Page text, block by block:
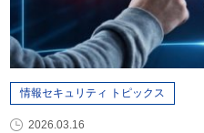
情報セキュリティ トピックス
2026.03.16